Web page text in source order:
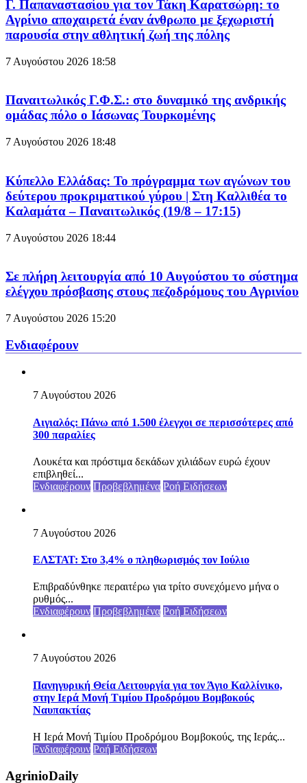
Γ. Παπαναστασίου για τον Τάκη Καρατσώρη: το
Αγρίνιο αποχαιρετά έναν άνθρωπο με ξεχωριστή
παρουσία στην αθλητική ζωή της πόλης
7 Αυγούστου 2026 18:58
Παναιτωλικός Γ.Φ.Σ.: στο δυναμικό της ανδρικής
ομάδας πόλο ο Ιάσωνας Τουρκομένης
7 Αυγούστου 2026 18:48
Κύπελλο Ελλάδας: Το πρόγραμμα των αγώνων του
δεύτερου προκριματικού γύρου | Στη Καλλιθέα το
Καλαμάτα – Παναιτωλικός (19/8 – 17:15)
7 Αυγούστου 2026 18:44
Σε πλήρη λειτουργία από 10 Αυγούστου το σύστημα
ελέγχου πρόσβασης στους πεζοδρόμους του Αγρινίου
7 Αυγούστου 2026 15:20
Ενδιαφέρουν
7 Αυγούστου 2026
Αιγιαλός: Πάνω από 1.500 έλεγχοι σε περισσότερες από
300 παραλίες
Λουκέτα και πρόστιμα δεκάδων χιλιάδων ευρώ έχουν
επιβληθεί...
Ενδιαφέρουν Προβεβλημένα Ροή Ειδήσεων
7 Αυγούστου 2026
ΕΛΣΤΑΤ: Στο 3,4% ο πληθωρισμός τον Ιούλιο
Επιβραδύνθηκε περαιτέρω για τρίτο συνεχόμενο μήνα ο
ρυθμός...
Ενδιαφέρουν Προβεβλημένα Ροή Ειδήσεων
7 Αυγούστου 2026
Πανηγυρική Θεία Λειτουργία για τον Άγιο Καλλίνικο,
στην Ιερά Μονή Τιμίου Προδρόμου Βομβοκούς
Ναυπακτίας
Η Ιερά Μονή Τιμίου Προδρόμου Βομβοκούς, της Ιεράς...
Ενδιαφέρουν Ροή Ειδήσεων
AgrinioDaily